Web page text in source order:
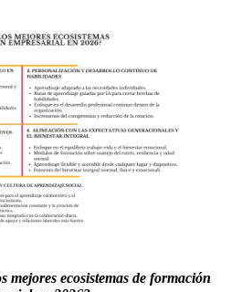
mejores ecosistemas de formación